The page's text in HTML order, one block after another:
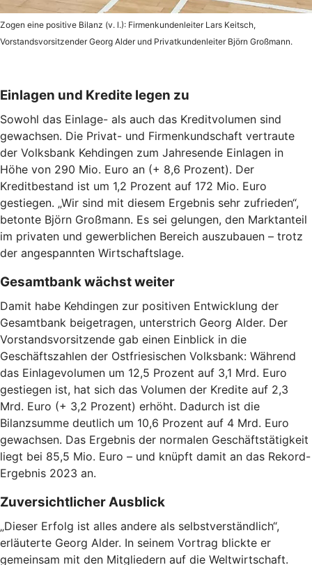
Zogen eine positive Bilanz (v. l.): Firmenkundenleiter Lars Keitsch,
Vorstandsvorsitzender Georg Alder und Privatkundenleiter Björn Großmann.
Einlagen und Kredite legen zu
Sowohl das Einlage- als auch das Kreditvolumen sind
gewachsen. Die Privat- und Firmenkundschaft vertraute
der Volksbank Kehdingen zum Jahresende Einlagen in
Höhe von 290 Mio. Euro an (+ 8,6 Prozent). Der
Kreditbestand ist um 1,2 Prozent auf 172 Mio. Euro
gestiegen. „Wir sind mit diesem Ergebnis sehr zufrieden“,
betonte Björn Großmann. Es sei gelungen, den Marktanteil
im privaten und gewerblichen Bereich auszubauen – trotz
der angespannten Wirtschaftslage.
Gesamtbank wächst weiter
Damit habe Kehdingen zur positiven Entwicklung der
Gesamtbank beigetragen, unterstrich Georg Alder. Der
Vorstandsvorsitzende gab einen Einblick in die
Geschäftszahlen der Ostfriesischen Volksbank: Während
das Einlagevolumen um 12,5 Prozent auf 3,1 Mrd. Euro
gestiegen ist, hat sich das Volumen der Kredite auf 2,3
Mrd. Euro (+ 3,2 Prozent) erhöht. Dadurch ist die
Bilanzsumme deutlich um 10,6 Prozent auf 4 Mrd. Euro
gewachsen. Das Ergebnis der normalen Geschäftstätigkeit
liegt bei 85,5 Mio. Euro – und knüpft damit an das Rekord-
Ergebnis 2023 an.
Zuversichtlicher Ausblick
„Dieser Erfolg ist alles andere als selbstverständlich“,
erläuterte Georg Alder. In seinem Vortrag blickte er
gemeinsam mit den Mitgliedern auf die Weltwirtschaft.